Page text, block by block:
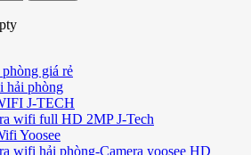
giá rẻ
hải phòng
J-TECH
wifi full HD 2MP J-Tech
Yoosee
wifi hải phòng-Camera yoosee HD